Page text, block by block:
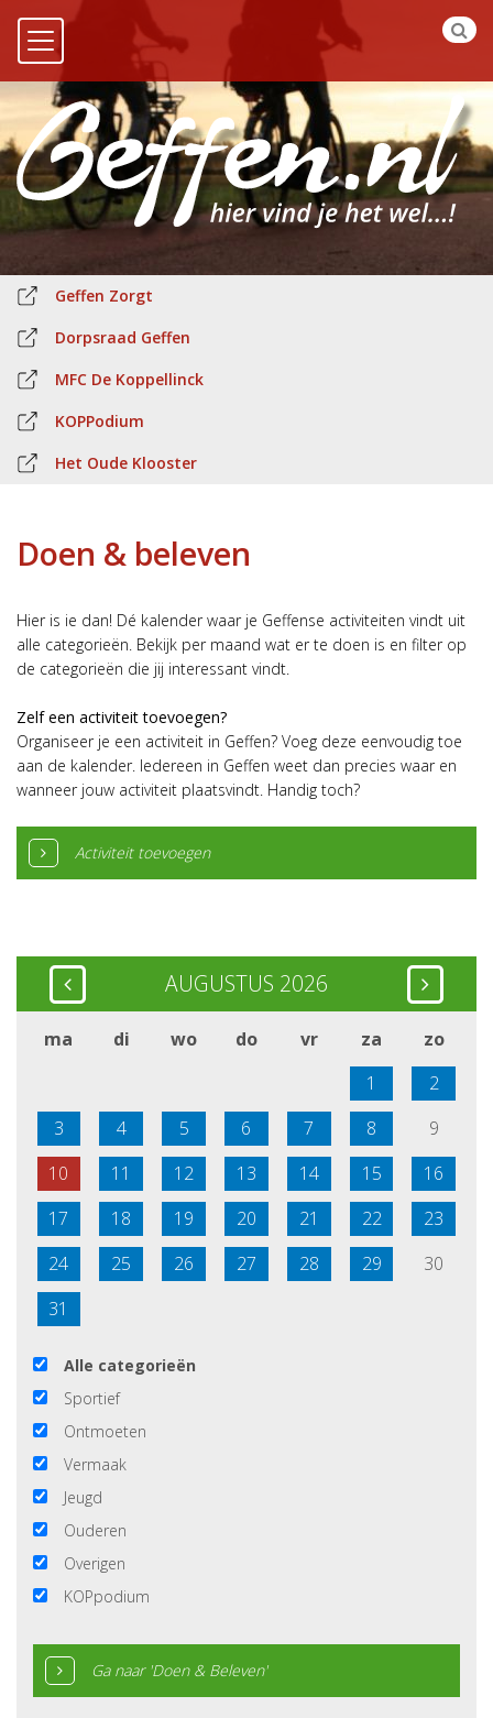
Geffen Zorgt
Dorpsraad Geffen
MFC De Koppellinck
KOPPodium
Het Oude Klooster
Doen & beleven
Hier is ie dan! Dé kalender waar je Geffense activiteiten vindt uit
alle categorieën. Bekijk per maand wat er te doen is en filter op
de categorieën die jij interessant vindt.
Zelf een activiteit toevoegen?
Organiseer je een activiteit in Geffen? Voeg deze eenvoudig toe
aan de kalender. Iedereen in Geffen weet dan precies waar en
wanneer jouw activiteit plaatsvindt. Handig toch?
Activiteit toevoegen
AUGUSTUS 2026
ma di wo do vr za
zo
1
2
3
4 5 6 7 8
9
10
11 12 13 14 15
16
17
18 19 20 21 22
23
24
25 26 27 28 29
30
31
Alle categorieën
Sportief
Ontmoeten
Vermaak
Jeugd
Ouderen
Overigen
KOPpodium
Ga naar 'Doen & Beleven'